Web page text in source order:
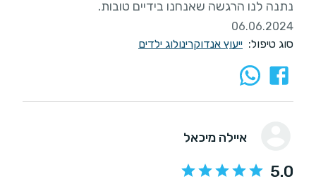
נתנה לנו הרגשה שאנחנו בידיים טובות.
06.06.2024
סוג טיפול: ייעוץ אנדוקרינולוג ילדים
איילה מיכאל
5.0